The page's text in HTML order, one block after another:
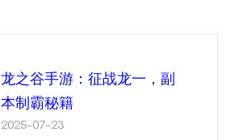
龙之谷手游：征战龙一，副
本制霸秘籍
2025-07-23